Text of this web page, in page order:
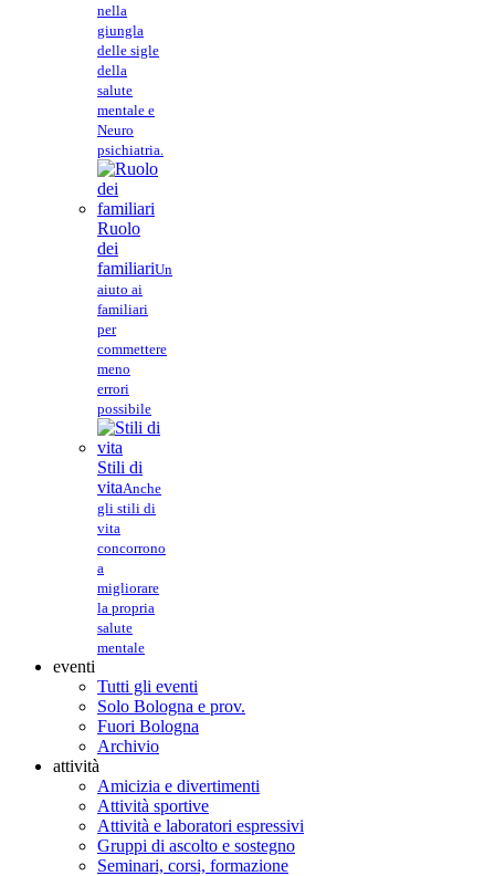
nella
giungla
delle sigle
della
salute
mentale e
Neuro
psichiatria.
Ruolo
dei
familiariUn
aiuto ai
familiari
per
commettere
meno
errori
possibile
Stili di
vitaAnche
gli stili di
vita
concorrono
a
migliorare
la propria
salute
mentale
eventi
Tutti gli eventi
Solo Bologna e prov.
Fuori Bologna
Archivio
attività
Amicizia e divertimenti
Attività sportive
Attività e laboratori espressivi
Gruppi di ascolto e sostegno
Seminari, corsi, formazione